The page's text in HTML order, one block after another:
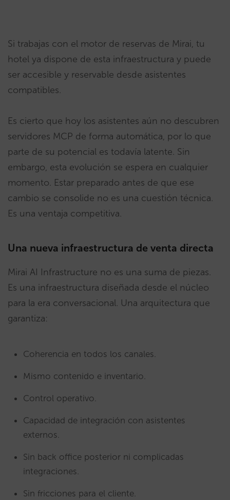
Si trabajas con el motor de reservas de Mirai, tu
hotel ya dispone de esta infraestructura y puede
ser accesible y reservable desde asistentes
compatibles.
Es cierto que hoy los asistentes aún no descubren
servidores MCP de forma automática, por lo que
parte de su potencial es todavía latente. Sin
embargo, esta evolución se espera en cualquier
momento. Estar preparado antes de que ese
cambio se consolide no es una cuestión técnica.
Es una ventaja competitiva.
Una nueva infraestructura de venta directa
Mirai AI Infrastructure no es una suma de piezas.
Es una infraestructura diseñada desde el núcleo
para la era conversacional. Una arquitectura que
garantiza:
Coherencia en todos los canales.
Mismo contenido e inventario.
Control operativo.
Capacidad de integración con asistentes
externos.
Sin back office posterior ni complicadas
integraciones.
Sin fricciones para el cliente.